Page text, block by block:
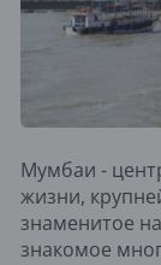
Мумбаи -
жизни,
знаменитое
знакомое